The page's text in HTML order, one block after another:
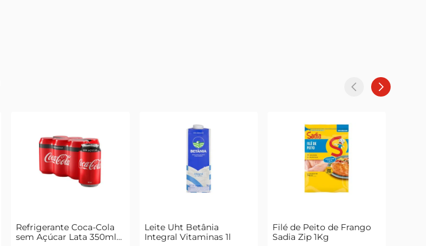
Refrigerante Coca-Cola
sem Açúcar Lata 350ml
Leite Uht Betânia
Integral Vitaminas 1l
Filé de Peito de Frango
Sadia Zip 1Kg